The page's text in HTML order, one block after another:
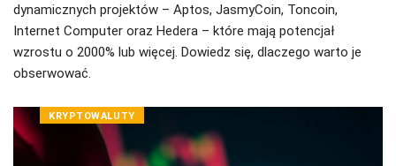
dynamicznych projektów – Aptos, JasmyCoin, Toncoin,
Internet Computer oraz Hedera – które mają potencjał
wzrostu o 2000% lub więcej. Dowiedz się, dlaczego warto je
obserwować.
KRYPTOWALUTY